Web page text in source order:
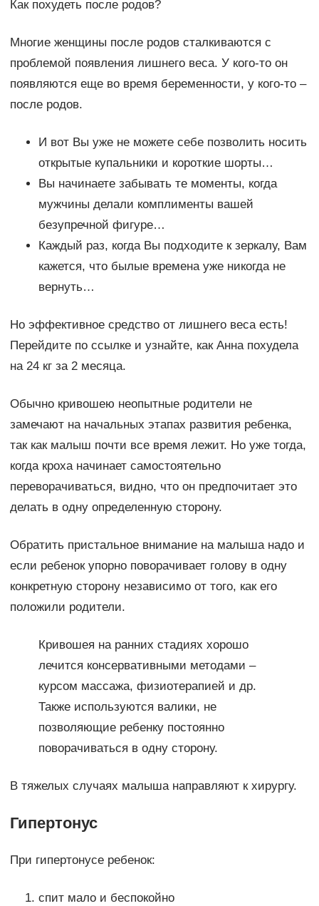
Как похудеть после родов?
Многие женщины после родов сталкиваются с
проблемой появления лишнего веса. У кого-то он
появляются еще во время беременности, у кого-то –
после родов.
И вот Вы уже не можете себе позволить носить
открытые купальники и короткие шорты…
Вы начинаете забывать те моменты, когда
мужчины делали комплименты вашей
безупречной фигуре…
Каждый раз, когда Вы подходите к зеркалу, Вам
кажется, что былые времена уже никогда не
вернуть…
Но эффективное средство от лишнего веса есть!
Перейдите по ссылке и узнайте, как Анна похудела
на 24 кг за 2 месяца.
Обычно кривошею неопытные родители не
замечают на начальных этапах развития ребенка,
так как малыш почти все время лежит. Но уже тогда,
когда кроха начинает самостоятельно
переворачиваться, видно, что он предпочитает это
делать в одну определенную сторону.
Обратить пристальное внимание на малыша надо и
если ребенок упорно поворачивает голову в одну
конкретную сторону независимо от того, как его
положили родители.
Кривошея на ранних стадиях хорошо
лечится консервативными методами –
курсом массажа, физиотерапией и др.
Также используются валики, не
позволяющие ребенку постоянно
поворачиваться в одну сторону.
В тяжелых случаях малыша направляют к хирургу.
Гипертонус
При гипертонусе ребенок:
спит мало и беспокойно